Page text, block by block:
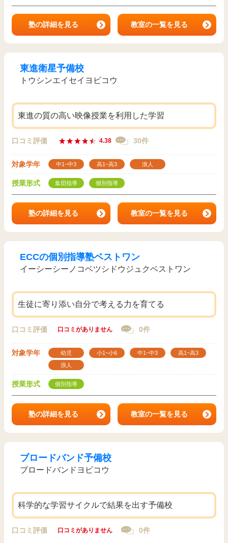
塾の詳細を見る 教室の一覧を見る
東進衛星予備校
トウシンエイセイヨビコウ
東進の質の高い映像授業を利用した学習
口コミ評価 4.38 30件
対象学年 中1~中3 高1~高3 浪人
授業形式 集団指導 個別指導
塾の詳細を見る 教室の一覧を見る
ECCの個別指導塾ベストワン
イーシーシーノコベツシドウジュクベストワン
生徒に寄り添い自分で考える力を育てる
口コミ評価 口コミがありません 0件
対象学年 幼児 小1~小6 中1~中3
高1~高3
浪人
授業形式 個別指導
塾の詳細を見る 教室の一覧を見る
ブロードバンド予備校
ブロードバンドヨビコウ
科学的な学習サイクルで結果を出す予備校
口コミ評価 口コミがありません 0件